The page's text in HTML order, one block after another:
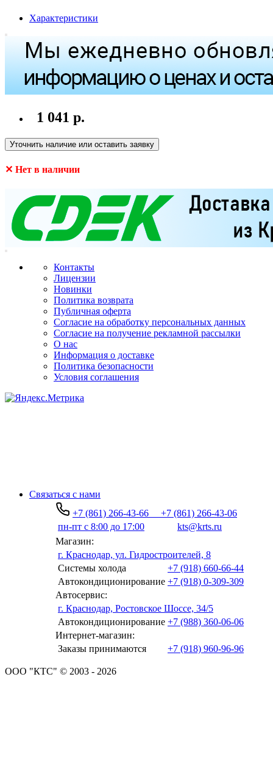
Характеристики
1 041 р.
Уточнить наличие или оставить заявку
✕ Нет в наличии
Контакты
Лицензии
Новинки
Политика возврата
Публичная оферта
Согласие на обработку персональных данных
Согласие на получение рекламной рассылки
О нас
Информация о доставке
Политика безопасности
Условия соглашения
Связаться с нами
+7 (861) 266-43-66
+7 (861) 266-43-06
пн-пт с 8:00 до 17:00
kts@krts.ru
Магазин:
г. Краснодар, ул. Гидростроителей, 8
Системы холода
+7 (918) 660-66-44
Автокондиционирование +7 (918) 0-309-309
Автосервис:
г. Краснодар, Ростовское Шоссе, 34/5
Автокондиционирование +7 (988) 360-06-06
Интернет-магазин:
Заказы принимаются
+7 (918) 960-96-96
ООО "КТС" © 2003 - 2026